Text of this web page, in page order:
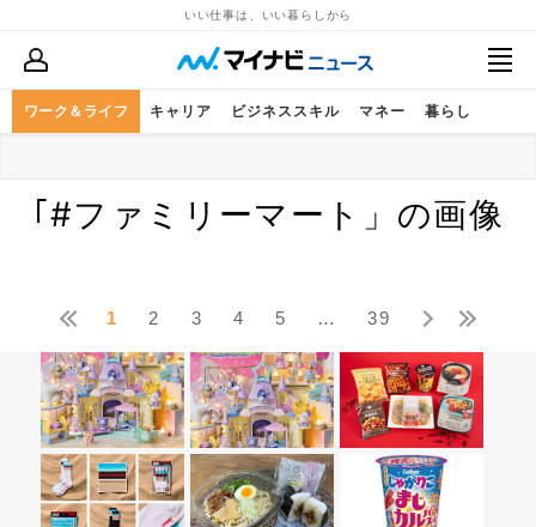
いい仕事は、いい暮らしから
ワーク＆ライフ キャリア ビジネススキル マネー 暮らし
キャッシュレス ふるさと納税
独立・開業 健康セルフケア 三井不動産
免疫ケア 日産自動車
こどもスマイルムーブメント
NZAM(JAグループ・投資信託)
はたらくWell-Being
｢#ファミリーマート」の画像
1 2 3 4 5 … 39